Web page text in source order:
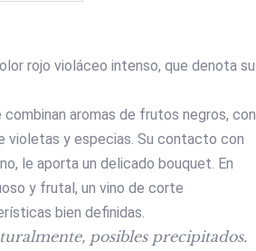
rojo violáceo intenso, que denota su
combinan aromas de frutos negros, con
violetas y especias. Su contacto con
le aporta un delicado bouquet. En
y frutal, un vino de corte
bien definidas.
posibles precipitados.